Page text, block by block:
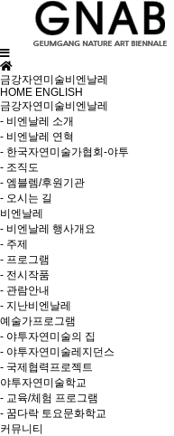
금강자연미술비엔날레
HOME ENGLISH
금강자연미술비엔날레
- 비엔날레 소개
- 비엔날레 연혁
- 한국자연미술가협회-야투
- 조직도
- 엠블렘/후원기관
- 오시는 길
비엔날레
- 비엔날레 행사개요
- 주제
- 프로그램
- 전시작품
- 관람안내
- 지난비엔날레
예술가프로그램
- 야투자연미술의 집
- 야투자연미술레지던스
- 국제협력프로젝트
야투자연미술학교
- 교육/체험 프로그램
- 꿈다락 토요문화학교
커뮤니티